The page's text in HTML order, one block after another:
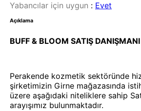
Yabancılar için uygun : Evet
Açıklama
BUFF & BLOOM SATIŞ DANIŞMANI
Perakende kozmetik sektöründe
şirketimizin Girne mağazasında
üzere aşağıdaki niteliklere sahip
arayışımız bulunmaktadır.